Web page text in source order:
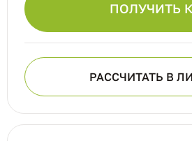
ПОЛУЧИТЬ
РАССЧИТАТЬ В